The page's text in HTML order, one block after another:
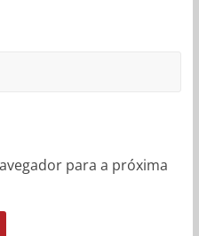
para a próxima